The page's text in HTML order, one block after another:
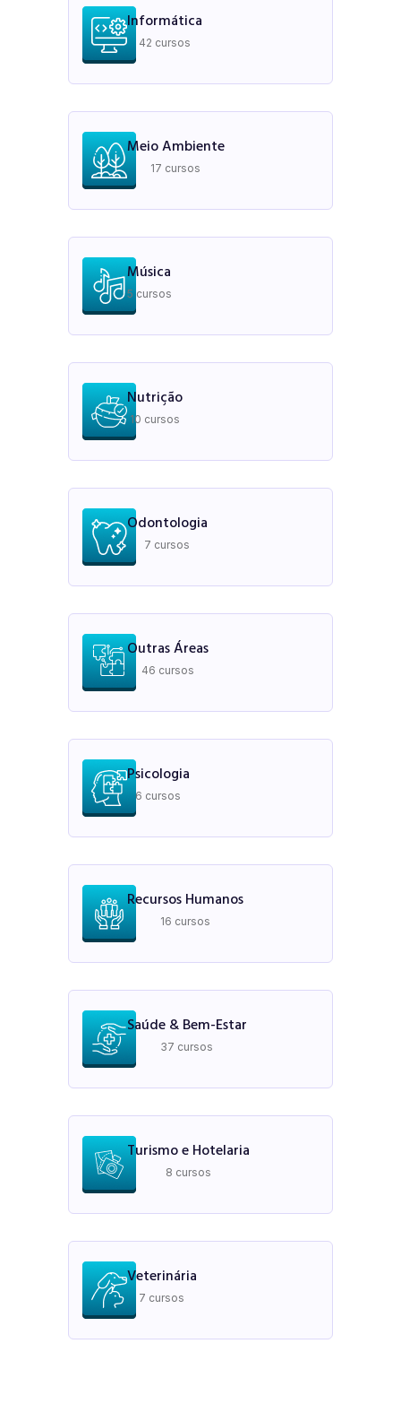
Informática
42 cursos
Meio Ambiente
17 cursos
Música
5 cursos
Nutrição
10 cursos
Odontologia
7 cursos
Outras Áreas
46 cursos
Psicologia
6 cursos
Recursos Humanos
16 cursos
Saúde & Bem-Estar
37 cursos
Turismo e Hotelaria
8 cursos
Veterinária
7 cursos